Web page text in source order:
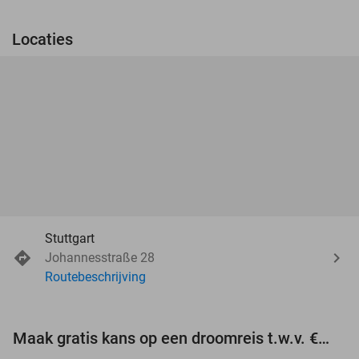
Locaties
Stuttgart
Johannesstraße 28
Routebeschrijving
Maak gratis kans op een droomreis t.w.v. €3.000!